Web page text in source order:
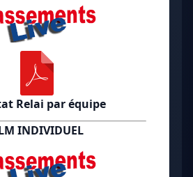
Relai par équipe
INDIVIDUEL